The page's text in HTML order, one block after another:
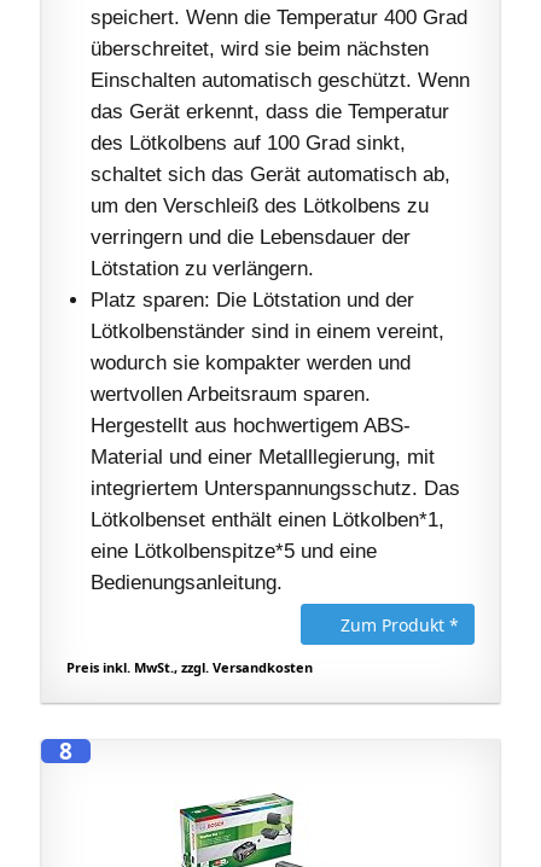
speichert. Wenn die Temperatur 400 Grad
überschreitet, wird sie beim nächsten
Einschalten automatisch geschützt. Wenn
das Gerät erkennt, dass die Temperatur
des Lötkolbens auf 100 Grad sinkt,
schaltet sich das Gerät automatisch ab,
um den Verschleiß des Lötkolbens zu
verringern und die Lebensdauer der
Lötstation zu verlängern.
Platz sparen: Die Lötstation und der
Lötkolbenständer sind in einem vereint,
wodurch sie kompakter werden und
wertvollen Arbeitsraum sparen.
Hergestellt aus hochwertigem ABS-
Material und einer Metalllegierung, mit
integriertem Unterspannungsschutz. Das
Lötkolbenset enthält einen Lötkolben*1,
eine Lötkolbenspitze*5 und eine
Bedienungsanleitung.
Zum Produkt *
Preis inkl. MwSt., zzgl. Versandkosten
8